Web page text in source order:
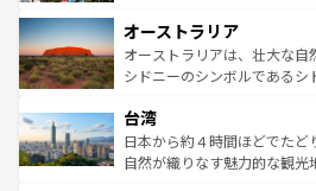
部のニューオーリンズでは、
文化が魅力。旅行者はアメリ
しみながら、その多様性と豊
ならではの贅沢な旅のスタイルだ。 なお、新着の
情報はコンテンツ一覧を参照
ワイ島は見逃せない。また、
島だが、静かな自然を求める
おすすめ。エメラルドグリー
れるおもてなしの心で訪れる
人々、おいしいローカルフー
ク、伝統的なフラダンスなど
オーストラリア
オーストラリアは、壮大な自
シドニーのシンボルであるシ
リアリーフや大陸中央部にそ
ク）、タスマニアの美しい原
ど、見どころがたくさん。ま
台湾
日本から約４時間ほどでたど
自然が織りなす魅力的な観光